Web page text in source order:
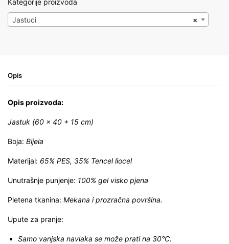
Kategorije proizvoda
×
Jastuci
Opis
Opis proizvoda:
Jastuk (60 x 40 + 15 cm)
Boja: Bijela
Materijal: 65% PES, 35% Tencel liocel
Unutrašnje punjenje: 100% gel visko pjena
Pletena tkanina: Mekana i prozračna površina.
Upute za pranje:
Samo vanjska navlaka se može prati na 30°C.